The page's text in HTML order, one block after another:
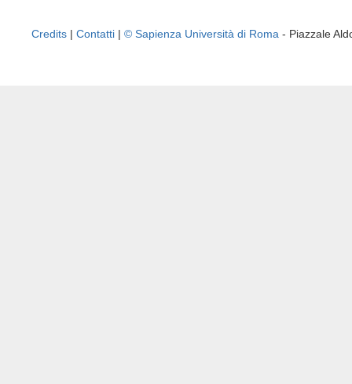
Credits | Contatti | © Sapienza Università di Roma - Piazzale